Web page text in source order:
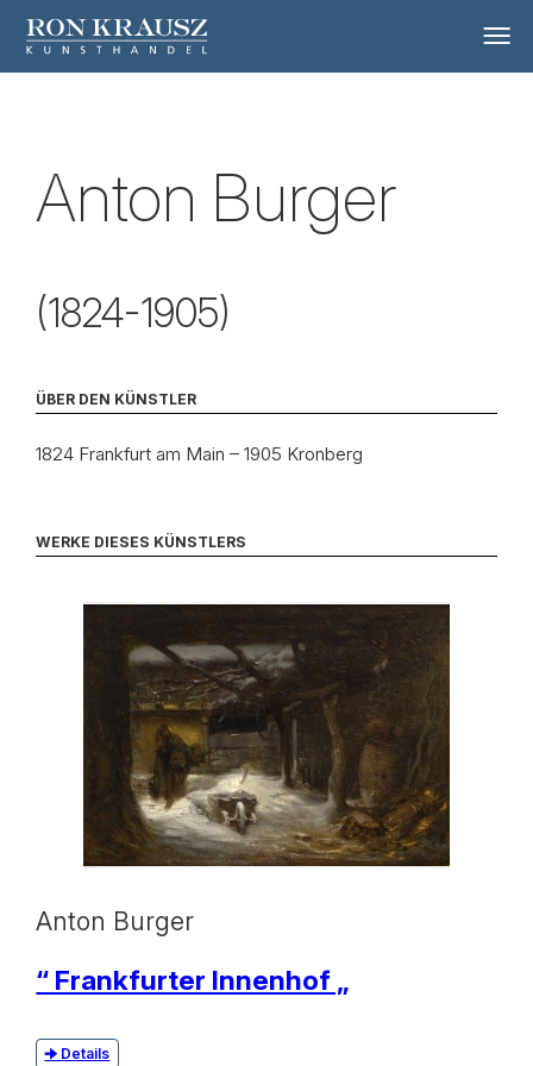
Anton Burger
(1824-1905)
ÜBER DEN KÜNSTLER
1824 Frankfurt am Main – 1905 Kronberg
WERKE DIESES KÜNSTLERS
Anton Burger
“ Frankfurter Innenhof „
Details